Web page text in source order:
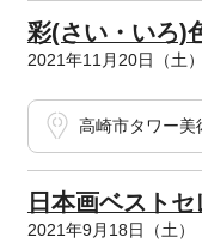
彩(さい・いろ)
2021年11月20日（土
高崎市タワー美
日本画ベスト
2021年9月18日（土）